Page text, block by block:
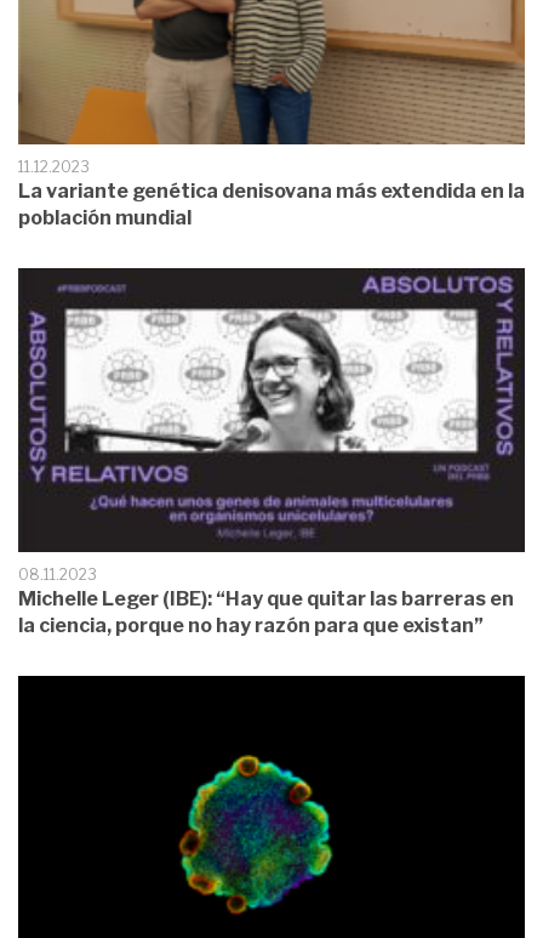
11.12.2023
La variante genética denisovana más extendida en la
población mundial
08.11.2023
Michelle Leger (IBE): “Hay que quitar las barreras en
la ciencia, porque no hay razón para que existan”